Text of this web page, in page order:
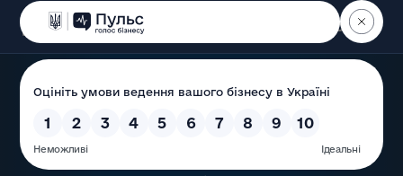
Пошук
Державна служба України